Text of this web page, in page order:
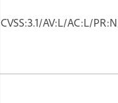
CVSS:3.1/AV:L/AC:L/